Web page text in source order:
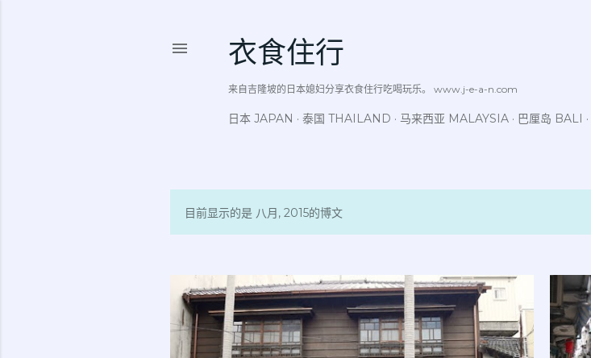
衣食住行
来自吉隆坡的日本媳妇分享衣食住行吃喝玩乐。 www.j-e-a-n.com
日本 JAPAN 泰国 THAILAND 马来西亚 MALAYSIA 巴厘岛 BALI
博
目前显示的是 八月, 2015的博文